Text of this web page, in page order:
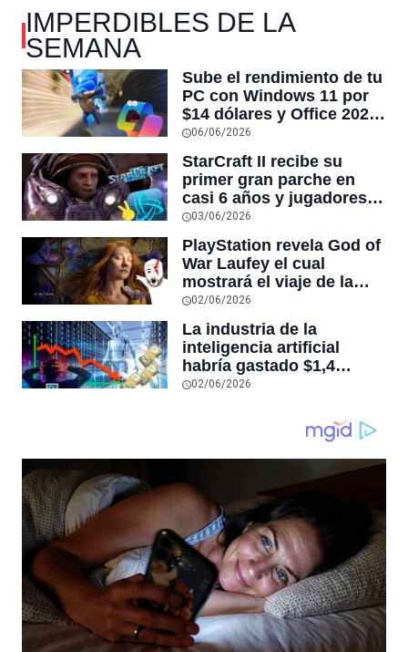
IMPERDIBLES DE LA
SEMANA
Sube el rendimiento de tu
PC con Windows 11 por
$14 dólares y Office 2024
por $18 en venta
06/06/2026
StarCraft II recibe su
primer gran parche en
casi 6 años y jugadores
dicen que es
nuevo”
03/06/2026
PlayStation revela God of
War Laufey el cual
mostrará el viaje de la
esposa de Kratos tras su
02/06/2026
La industria de la
inteligencia artificial
habría gastado $1,4
billones de dólares y aún
economía de este auge
02/06/2026